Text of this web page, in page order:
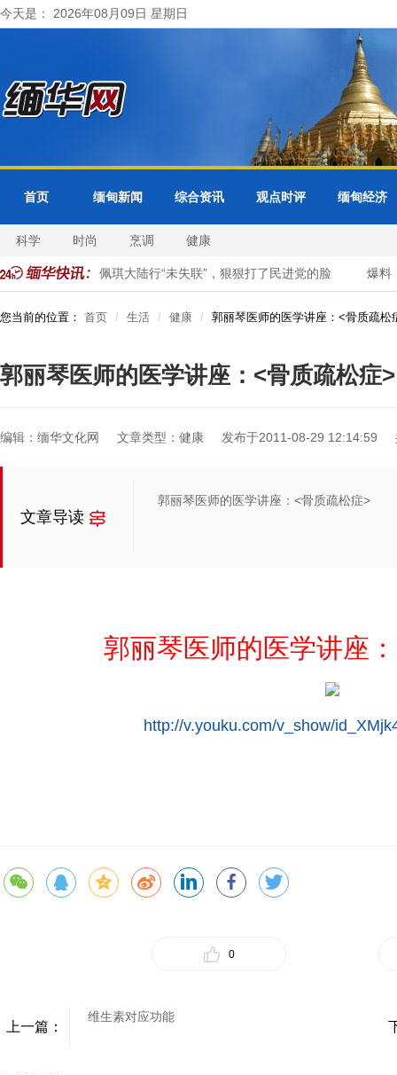
今天是： 2026年08月09日 星期日
首页 缅甸新闻 综合资讯 观点时评 缅甸经济
科学 时尚 烹调 健康
为、唐湘龙：陈佩琪大陆行“未失联”，狠狠打了民进党的脸 爆料
您当前的位置： 首页 生活 健康 郭丽琴医师的医学讲座：<骨质疏松
郭丽琴医师的医学讲座：<骨质疏松症>
编辑：缅华文化网 文章类型：健康 发布于2011-08-29 12:14:59
文章导读
郭丽琴医师的医学讲座：<骨质疏松症>
郭丽琴医师的医学讲座
http://v.youku.com/v_show/
0
上一篇：
维生素对应功能